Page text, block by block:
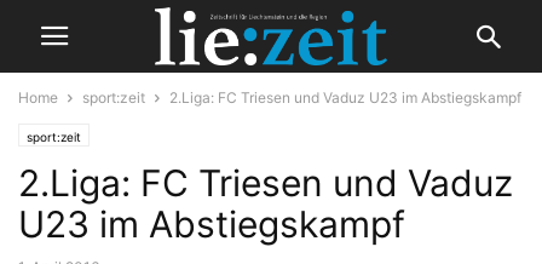
Home sport:zeit 2.Liga: FC Triesen und Vaduz U23 im Abstiegskampf
sport:zeit
2.Liga: FC Triesen und Vaduz
U23 im Abstiegskampf